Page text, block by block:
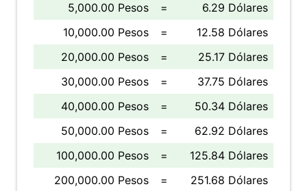
5,000.00 Pesos
=
6.29 Dólares
10,000.00 Pesos
=
12.58 Dólares
20,000.00 Pesos
=
25.17 Dólares
30,000.00 Pesos
=
37.75 Dólares
40,000.00 Pesos
=
50.34 Dólares
50,000.00 Pesos
=
62.92 Dólares
100,000.00 Pesos
=
125.84 Dólares
200,000.00 Pesos
= 251.68 Dólares